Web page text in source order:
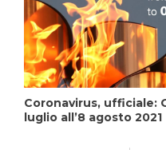
Coronavirus, ufficiale:
luglio all’8 agosto 2021